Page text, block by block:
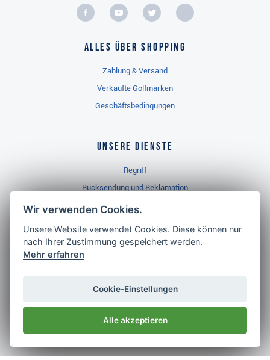
Alles über Shopping
Zahlung & Versand
Verkaufte Golfmarken
Geschäftsbedingungen
Unsere Dienste
Regriff
Rücksendung und Reklamation
Widerrufsbelehrung
Golf Brothers.de
Neuheiten
Impressum
Wir verwenden Cookies.
Unsere Website verwendet Cookies. Diese können nur
nach Ihrer Zustimmung gespeichert werden.
Mehr erfahren
Cookie-Einstellungen
Alle akzeptieren